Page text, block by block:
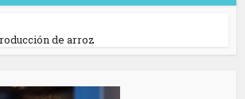
de arroz